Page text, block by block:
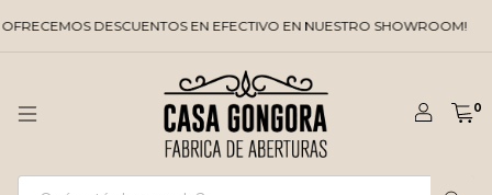
DESCUENTOS EN EFECTIVO EN NUESTRO SHOWROOM! Y LA
0